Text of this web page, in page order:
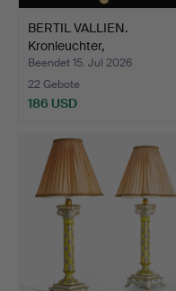
BERTIL VALLIEN.
Kronleuchter,
Glas/Schmied…
Beendet 15. Jul 2026
22 Gebote
186 USD